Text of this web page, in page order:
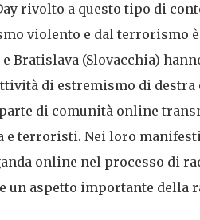
rivolto a questo tipo di
violento e dal terrorismo
Bratislava (Slovacchia)
di estremismo di
di comunità online
e terroristi. Nei loro
online nel processo di
un aspetto importante della